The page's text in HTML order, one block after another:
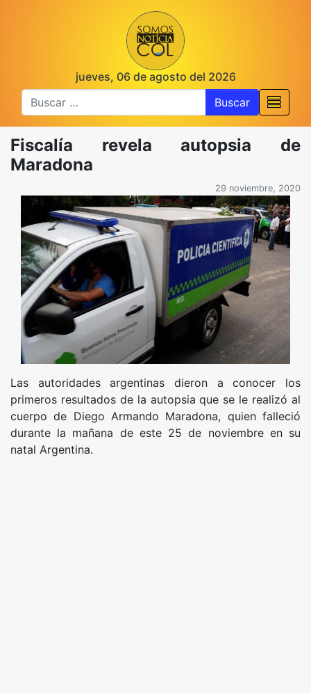
jueves, 06 de agosto del 2026
Buscar
Fiscalía revela autopsia de
Maradona
29 noviembre, 2020
Las autoridades argentinas dieron a conocer los
primeros resultados de la autopsia que se le realizó al
cuerpo de Diego Armando Maradona, quien falleció
durante la mañana de este 25 de noviembre en su
natal Argentina.